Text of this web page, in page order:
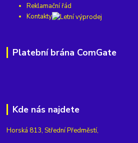
Reklamační řád
Kontakty
Platební brána ComGate
Kde nás najdete
Horská 813, Střední Předměstí,